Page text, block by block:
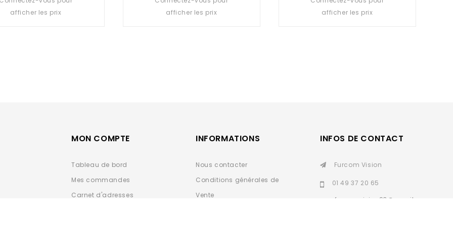
afficher les prix
afficher les prix
afficher les prix
MON COMPTE
Tableau de bord
Mes commandes
Carnet d'adresses
INFORMATIONS
Nous contacter
Conditions générales de
Vente
INFOS DE CONTACT
Furcom Vision
01 49 37 20 65
furcomvision93@gmail.